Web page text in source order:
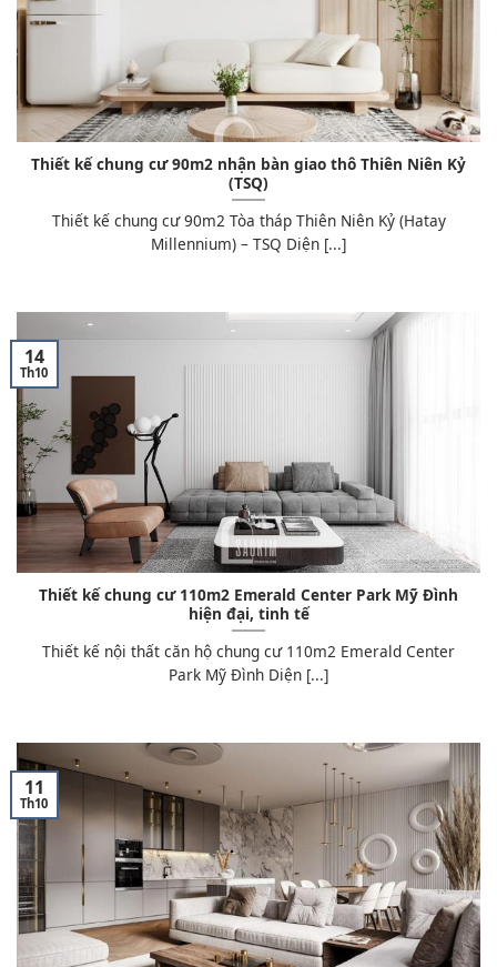
Thiết kế chung cư 90m2 nhận bàn giao thô Thiên Niên Kỷ
(TSQ)
Thiết kế chung cư 90m2 Tòa tháp Thiên Niên Kỷ (Hatay
Millennium) – TSQ Diện [...]
Thiết kế chung cư 110m2 Emerald Center Park Mỹ Đình
hiện đại, tinh tế
Thiết kế nội thất căn hộ chung cư 110m2 Emerald Center
Park Mỹ Đình Diện [...]
14
Th10
11
Th10